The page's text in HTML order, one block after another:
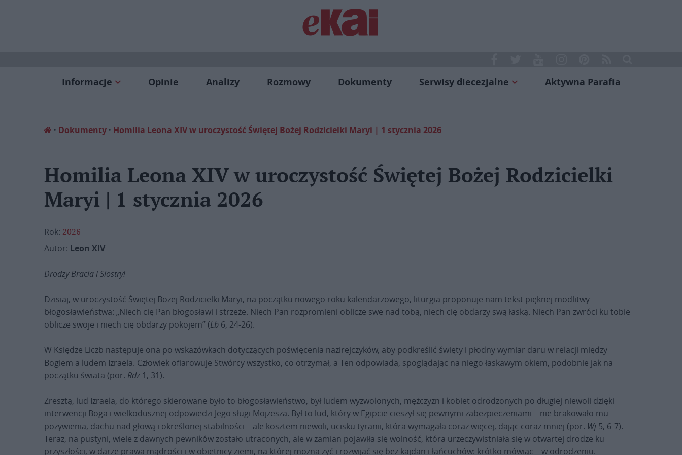
Informacje Opinie Analizy Rozmowy Dokumenty Serwisy diecezjalne Aktywna Parafia
Dokumenty Homilia Leona XIV w uroczystość Świętej Bożej Rodzicielki Maryi | 1 stycznia 2026
Homilia Leona XIV w uroczystość Świętej Bożej Rodzicielki
Maryi | 1 stycznia 2026
Rok: 2026
Autor: Leon XIV
Drodzy Bracia i Siostry!
Dzisiaj, w uroczystość Świętej Bożej Rodzicielki Maryi, na początku nowego roku kalendarzowego, liturgia proponuje nam tekst pięknej modlitwy
błogosławieństwa: „Niech cię Pan błogosławi i strzeże. Niech Pan rozpromieni oblicze swe nad tobą, niech cię obdarzy swą łaską. Niech Pan zwróci ku tobie
oblicze swoje i niech cię obdarzy pokojem” (Lb 6, 24-26).
W Księdze Liczb następuje ona po wskazówkach dotyczących poświęcenia nazirejczyków, aby podkreślić święty i płodny wymiar daru w relacji między
Bogiem a ludem Izraela. Człowiek ofiarowuje Stwórcy wszystko, co otrzymał, a Ten odpowiada, spoglądając na niego łaskawym okiem, podobnie jak na
początku świata (por. Rdz 1, 31).
Zresztą, lud Izraela, do którego skierowane było to błogosławieństwo, był ludem wyzwolonych, mężczyzn i kobiet odrodzonych po długiej niewoli dzięki
interwencji Boga i wielkodusznej odpowiedzi Jego sługi Mojżesza. Był to lud, który w Egipcie cieszył się pewnymi zabezpieczeniami – nie brakowało mu
pożywienia, dachu nad głową i określonej stabilności – ale kosztem niewoli, ucisku tyranii, która wymagała coraz więcej, dając coraz mniej (por. Wj 5, 6-7).
Teraz, na pustyni, wiele z dawnych pewników zostało utraconych, ale w zamian pojawiła się wolność, która urzeczywistniała się w otwartej drodze ku
przyszłości, w darze prawa mądrości i w obietnicy ziemi, na której można żyć i rozwijać się bez kajdan i łańcuchów: krótko mówiąc – w odrodzeniu.